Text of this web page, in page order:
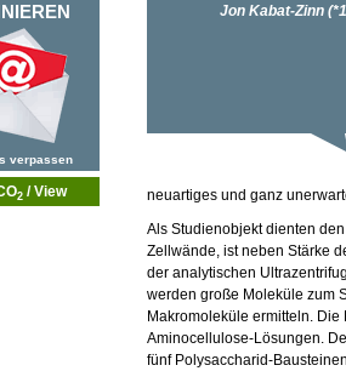
neuartiges und ganz
Als Studienobjekt dienten
Zellwände, ist neben Stärke
der analytischen
werden große Moleküle zum
Makromoleküle ermitteln.
Aminocellulose-Lösungen.
fünf Polysaccharid-
verpassen
2 / View